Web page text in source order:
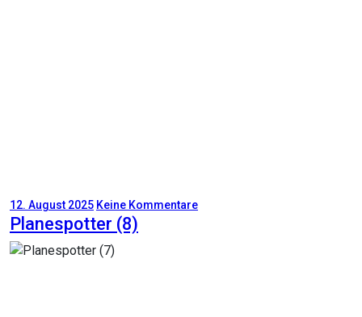
12. August 2025 Keine Kommentare
Planespotter (8)